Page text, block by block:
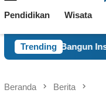
Mobile
Pendidikan Wisata
Trending
Insinerator Minim Asap
Beranda Berita